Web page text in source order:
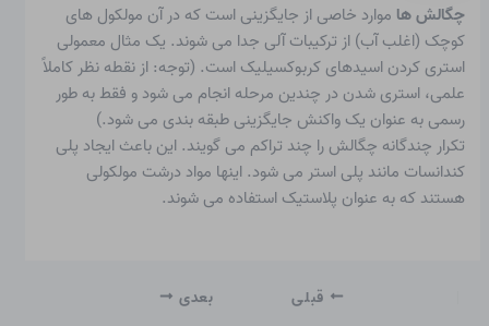
چگالش ها موارد خاصی از جایگزینی است که در آن مولکول های
کوچک (اغلب آب) از ترکیبات آلی جدا می شوند. یک مثال معمولی
استری کردن اسیدهای کربوکسیلیک است. (توجه: از نقطه نظر کاملاً
علمی، استری شدن در چندین مرحله انجام می شود و فقط به طور
رسمی به عنوان یک واکنش جایگزینی طبقه بندی می شود.)
تکرار چندگانه چگالش را چند تراکم می گویند. این باعث ایجاد پلی
کندانسات مانند پلی استر می شود. اینها مواد درشت مولکولی
هستند که به عنوان پلاستیک استفاده می شوند.
قبلی بعدی